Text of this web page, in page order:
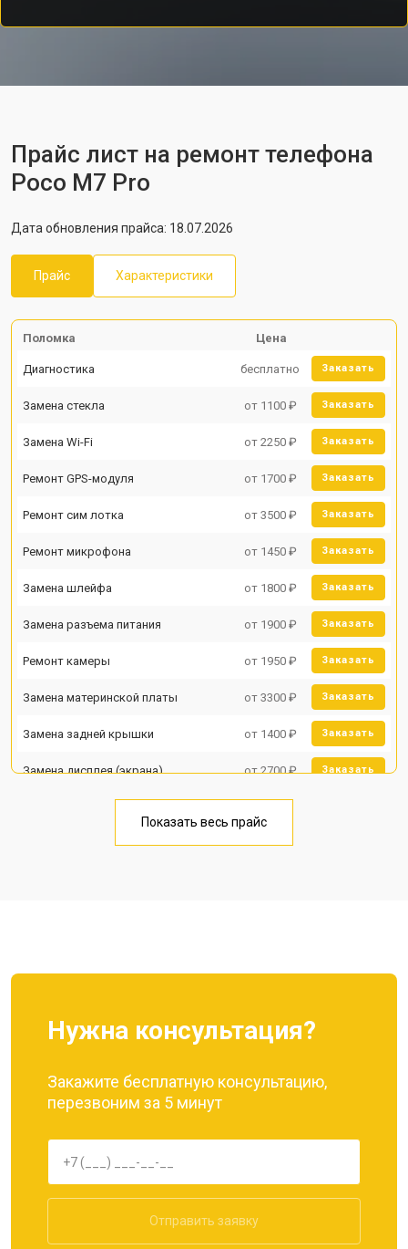
Прайс лист на ремонт телефона
Poco M7 Pro
Дата обновления прайса: 18.07.2026
Прайс Характеристики
Поломка Цена
Диагностика бесплатно Заказать
Замена стекла от 1100 ₽ Заказать
Замена Wi-Fi от 2250 ₽ Заказать
Ремонт GPS-модуля от 1700 ₽ Заказать
Ремонт сим лотка от 3500 ₽ Заказать
Ремонт микрофона от 1450 ₽ Заказать
Замена шлейфа от 1800 ₽ Заказать
Замена разъема питания от 1900 ₽ Заказать
Ремонт камеры от 1950 ₽ Заказать
Замена материнской платы от 3300 ₽ Заказать
Замена задней крышки от 1400 ₽ Заказать
Замена дисплея (экрана) от 2700 ₽ Заказать
Замена кнопки включения от 1750 ₽
Показать весь прайс
Нужна консультация?
Закажите бесплатную консультацию,
перезвоним за 5 минут
Отправить заявку